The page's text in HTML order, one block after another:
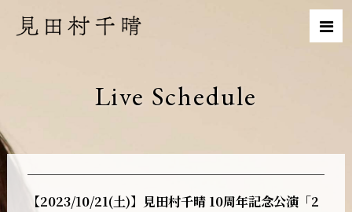
Live Schedule
【2023/10/21(土)】見田村千晴 10周年記念公演「2